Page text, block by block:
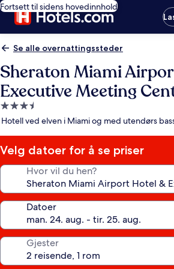
Fortsett til sidens hovedinnhold
Se alle overnattingssteder
Sheraton Miami
Executive Meeting
Overnattingssted
med
stjerner
Hotell ved elven i Miami og med utendørs
Velg datoer for å se priser
Hvor vil du hen?
Datoer
Gjester